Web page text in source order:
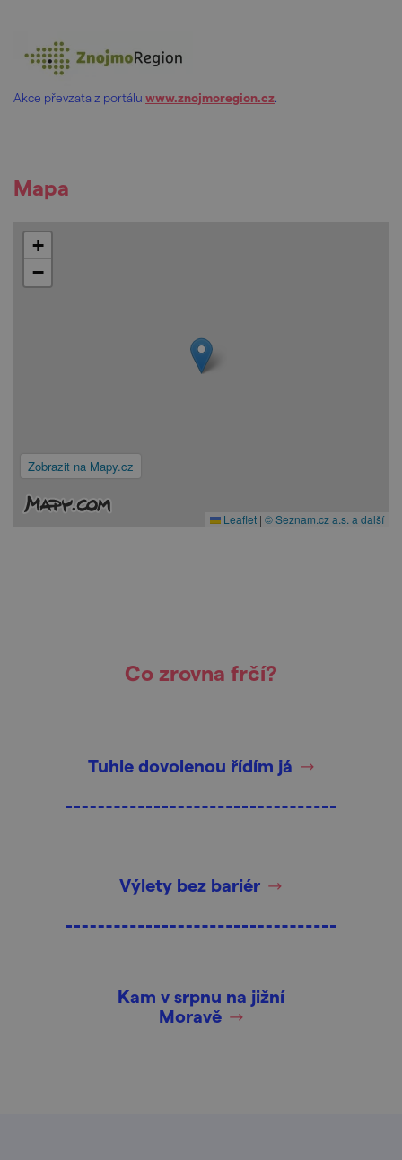
Akce převzata z portálu www.znojmoregion.cz
Mapa
Zobrazit na Mapy.cz
+
−
Leaflet | © Seznam.cz a.s. a další
Co zrovna frčí?
Tuhle dovolenou řídím já
Výlety bez bariér
Kam v srpnu na jižní
Moravě